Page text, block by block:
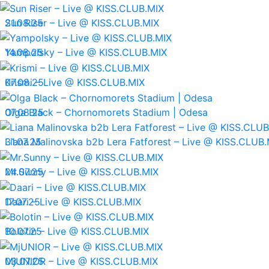
21.08.25
Sun Riser – Live @ KISS.CLUB.MIX
14.08.25
Yampolsky – Live @ KISS.CLUB.MIX
07.08.25
Krismi – Live @ KISS.CLUB.MIX
07.08.25
Olga Black – Chornomorets Stadium | Odesa
31.07.25
Liana Malinovska b2b Lera Fatforest – Live @
24.07.25
Mr.Sunny – Live @ KISS.CLUB.MIX
17.07.25
Daari – Live @ KISS.CLUB.MIX
10.07.25
Bolotin – Live @ KISS.CLUB.MIX
03.07.25
MjUNIOR – Live @ KISS.CLUB.MIX